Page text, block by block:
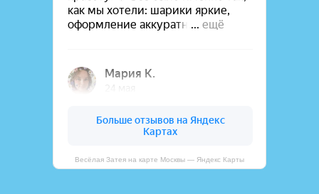
Весёлая Затея на карте Москвы — Яндекс Карты
Самые популярные